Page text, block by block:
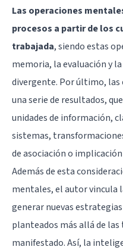
Las operaciones
procesos a partir de los
trabajada, siendo estas
memoria, la evaluación y
divergente. Por último,
una serie de resultados,
unidades de información,
sistemas,
de asociación o
Además de esta
mentales, el autor vincula
generar nuevas
planteados más allá de
manifestado. Así, la